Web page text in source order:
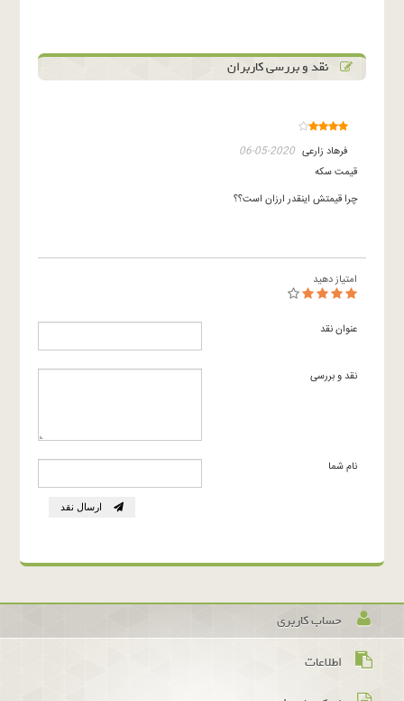
نقد و بررسی کاربران
فرهاد زارعی 2020-05-06
قیمت سکه
چرا قیمتش اینقدر ارزان است؟؟
امتیاز دهید
عنوان نقد
نقد و بررسی
نام شما
ارسال نقد
حساب کاربری
اطلاعات